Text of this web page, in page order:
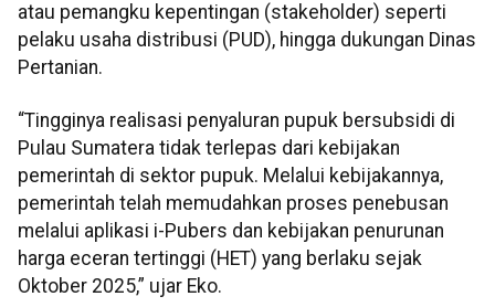
atau pemangku kepentingan (stakeholder) seperti
pelaku usaha distribusi (PUD), hingga dukungan Dinas
Pertanian.
“Tingginya realisasi penyaluran pupuk bersubsidi di
Pulau Sumatera tidak terlepas dari kebijakan
pemerintah di sektor pupuk. Melalui kebijakannya,
pemerintah telah memudahkan proses penebusan
melalui aplikasi i-Pubers dan kebijakan penurunan
harga eceran tertinggi (HET) yang berlaku sejak
Oktober 2025,” ujar Eko.